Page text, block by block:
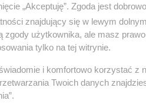
„Akceptuję”. Zgoda jest
znajdujący się w lewym
zgody użytkownika, ale masz
tylko na tej witrynie.
i komfortowo korzystać z
Twoich danych